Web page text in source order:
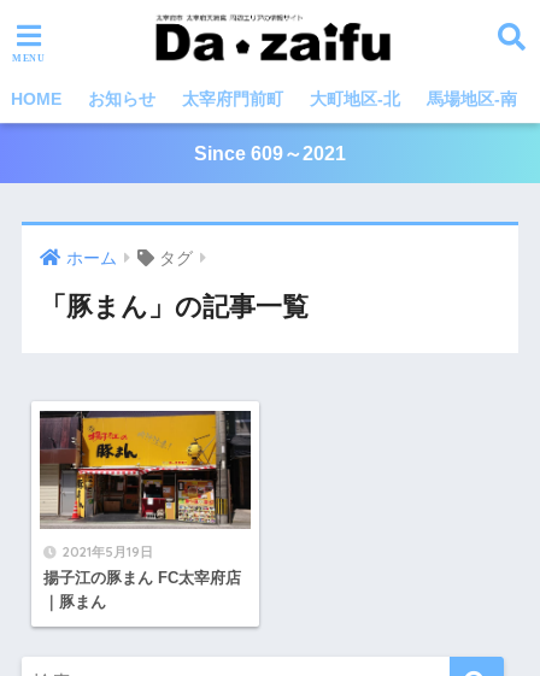
HOME お知らせ 太宰府門前町 大町地区-北 馬場地区-南
Since 609～2021
ホーム タグ
「豚まん」の記事一覧
2021年5月19日
揚子江の豚まん FC太宰府店
｜豚まん